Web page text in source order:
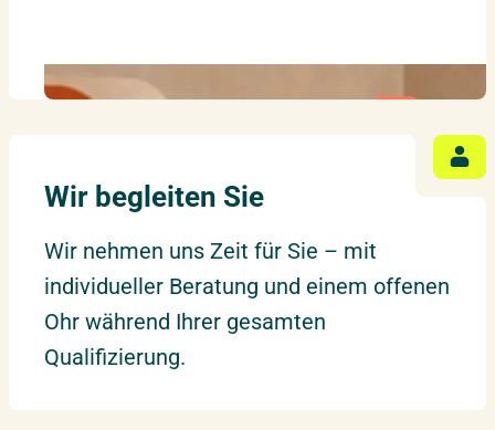
★ ZERTIFIKAT ★
Nachhaltigkeitsmanagement
Wir begleiten Sie
Wir nehmen uns Zeit für Sie – mit
individueller Beratung und einem offenen
Ohr während Ihrer gesamten
Qualifizierung.